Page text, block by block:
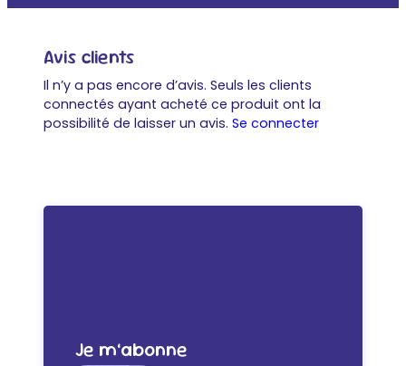
Avis clients
Il n’y a pas encore d’avis. Seuls les clients
connectés ayant acheté ce produit ont la
possibilité de laisser un avis. Se connecter
Je m’abonne